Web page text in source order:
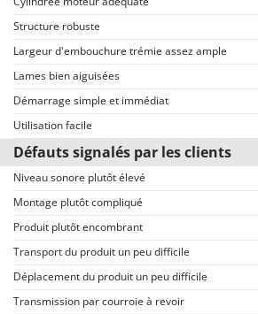
expressions ou mots inappropriés, ou qui ne
des données personnelles.
Tous les commentaires, qu’ils soient positifs ou
consultés rapidement par nos visiteurs, grâce
permettent une sélection rapide, comme par
choisir entre avis positifs et négatifs.
Structure robuste
Largeur d'embouchure trémie assez ample
Lames bien aiguisées
Démarrage simple et immédiat
Utilisation facile
Défauts signalés par les clients
Niveau sonore plutôt élevé
Montage plutôt compliqué
Produit plutôt encombrant
Transport du produit un peu difficile
Déplacement du produit un peu difficile
Transmission par courroie à revoir